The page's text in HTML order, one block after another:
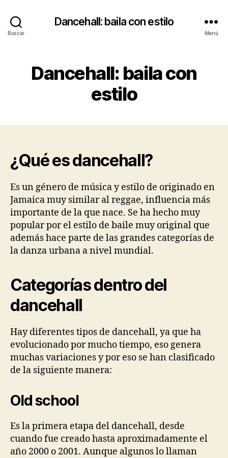
Buscar
Dancehall: baila con estilo
Menú
Dancehall: baila con
estilo
¿Qué es dancehall?
Es un género de música y estilo de originado en
Jamaica muy similar al reggae, influencia más
importante de la que nace. Se ha hecho muy
popular por el estilo de baile muy original que
además hace parte de las grandes categorías de
la danza urbana a nivel mundial.
Categorías dentro del
dancehall
Hay diferentes tipos de dancehall, ya que ha
evolucionado por mucho tiempo, eso genera
muchas variaciones y por eso se han clasificado
de la siguiente manera:
Old school
Es la primera etapa del dancehall, desde
cuando fue creado hasta aproximadamente el
año 2000 o 2001. Aunque algunos lo llaman